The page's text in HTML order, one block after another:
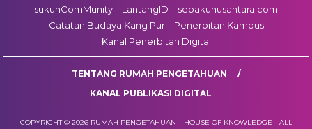
sukuhComMunity
LantangID
sepakunusantara.com
Catatan Budaya Kang Pur
Penerbitan Kampus
Kanal Penerbitan Digital
TENTANG RUMAH PENGETAHUAN
KANAL PUBLIKASI DIGITAL
COPYRIGHT © 2026 RUMAH PENGETAHUAN – HOUSE OF KNOWLEDGE - ALL